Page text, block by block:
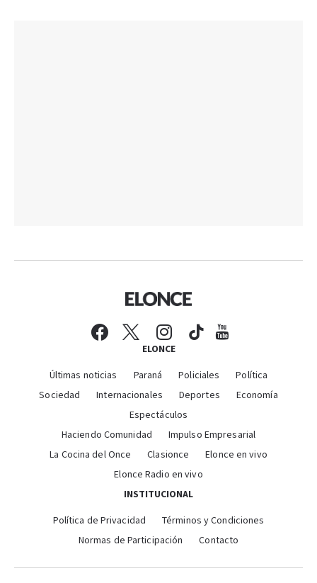
ELONCE
Últimas noticias Paraná Policiales
Política
Sociedad
Internacionales Deportes
Economía
Espectáculos
Haciendo Comunidad
Impulso Empresarial
La Cocina del Once
Clasionce
Elonce en vivo
Elonce Radio en vivo
INSTITUCIONAL
Política de Privacidad
Términos y Condiciones
Normas de Participación
Contacto